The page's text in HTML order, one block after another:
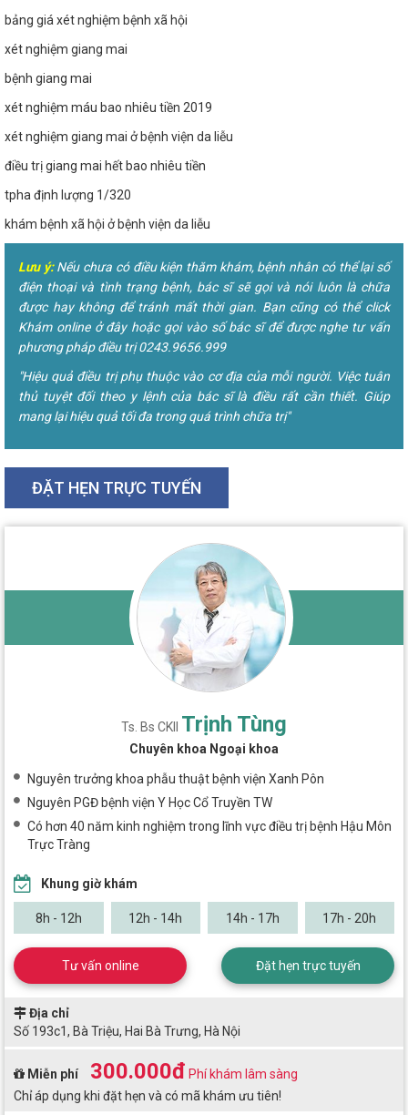
bảng giá xét nghiệm bệnh xã hội
xét nghiệm giang mai
bệnh giang mai
xét nghiệm máu bao nhiêu tiền 2019
xét nghiệm giang mai ở bệnh viện da liễu
điều trị giang mai hết bao nhiêu tiền
tpha định lượng 1/320
khám bệnh xã hội ở bệnh viện da liễu
Lưu ý:Nếu chưa có điều kiện thăm khám, bệnh nhân có thể lại số
điện thoại và tình trạng bệnh, bác sĩ sẽ gọi và nói luôn là chữa
được hay không để tránh mất thời gian. Bạn cũng có thể click
Khám online ở đây hoặc gọi vào số bác sĩ để được nghe tư vấn
phương pháp điều trị 0243.9656.999
"Hiệu quả điều trị phụ thuộc vào cơ địa của mỗi người. Việc tuân
thủ tuyệt đối theo y lệnh của bác sĩ là điều rất cần thiết. Giúp
mang lại hiệu quả tối đa trong quá trình chữa trị"
ĐẶT HẸN TRỰC TUYẾN
Ts. Bs CKII Trịnh Tùng
Chuyên khoa Ngoại khoa
Nguyên trưởng khoa phẫu thuật bệnh viện Xanh Pôn
Nguyên PGĐ bệnh viện Y Học Cổ Truyền TW
Có hơn 40 năm kinh nghiệm trong lĩnh vực điều trị bệnh Hậu Môn
Trực Tràng
Khung giờ khám
8h - 12h 12h - 14h 14h - 17h 17h - 20h
Tư vấn online Đặt hẹn trực tuyến
Địa chỉ
Số 193c1, Bà Triệu, Hai Bà Trưng, Hà Nội
Miễn phí 300.000đ Phí khám lâm sàng
Chỉ áp dụng khi đặt hẹn và có mã khám ưu tiên!